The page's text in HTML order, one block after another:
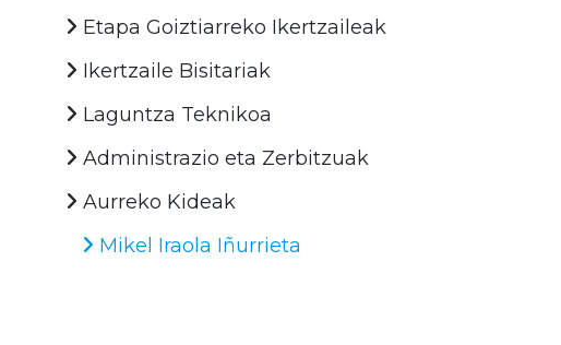
Etapa Goiztiarreko Ikertzaileak
Ikertzaile Bisitariak
Laguntza Teknikoa
Administrazio eta Zerbitzuak
Aurreko Kideak
Mikel Iraola Iñurrieta